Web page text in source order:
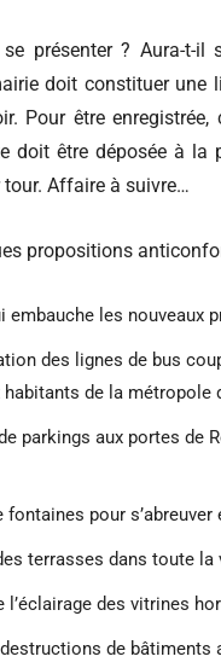
présenter ? Aura-t-
doit constituer une
Pour être
doit être déposée à la
Affaire à suivre…
propositions
embauche les nouveaux
des lignes de bus
habitants de la métropole
parkings aux portes de
fontaines pour
terrasses dans toute
l’éclairage des vitrines
de bâtiments